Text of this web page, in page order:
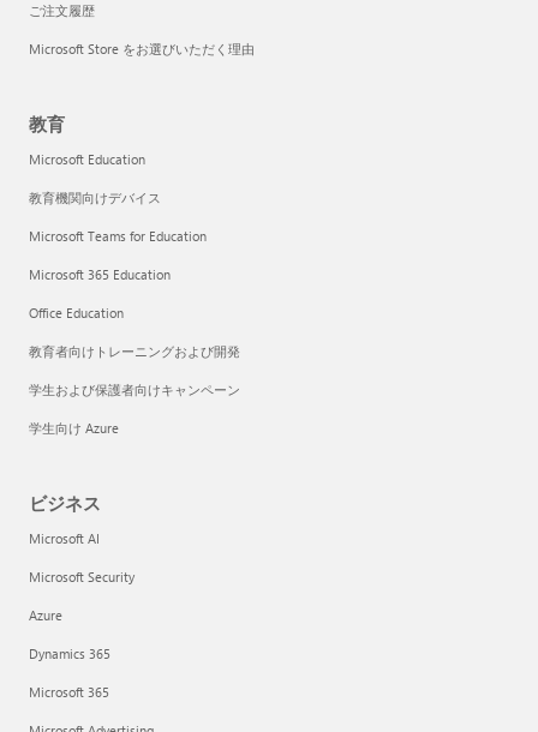
ご注文履歴
Microsoft Store をお選びいただく理由
教育
Microsoft Education
教育機関向けデバイス
Microsoft Teams for Education
Microsoft 365 Education
Office Education
教育者向けトレーニングおよび開発
学生および保護者向けキャンペーン
学生向け Azure
ビジネス
Microsoft AI
Microsoft Security
Azure
Dynamics 365
Microsoft 365